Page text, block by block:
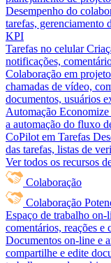
Desempenho do
tarefas, gerenciamento
KPI
Tarefas no celular
notificações,
Colaboração em
chamadas de vídeo,
documentos, usuários
Automação Economize
a automação do fluxo
CoPilot em Tarefas
das tarefas, listas de
Ver todos os recursos
Colaboração
Colaboração
Espaço de trabalho on-
comentários, reações e
Documentos on-line e
compartilhe e edite